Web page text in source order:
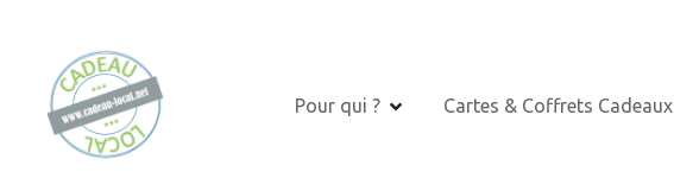
Pour qui ? Cartes & Coffrets Cadeaux